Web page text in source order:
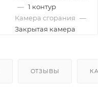
— 1 контур
Камера сгорания —
Закрытая камера
ОТЗЫВЫ КАК